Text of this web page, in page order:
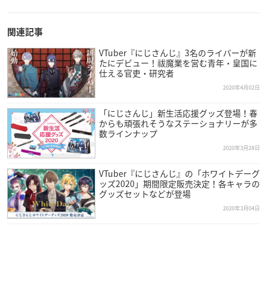
関連記事
VTuber『にじさんじ』3名のライバーが新
たにデビュー！祓魔業を営む青年・皇国に
仕える官吏・研究者
2020年4月02日
「にじさんじ」新生活応援グッズ登場！春
からも頑張れそうなステーショナリーが多
数ラインナップ
2020年3月28日
VTuber『にじさんじ』の「ホワイトデーグ
ッズ2020」期間限定販売決定！各キャラの
グッズセットなどが登場
2020年3月04日